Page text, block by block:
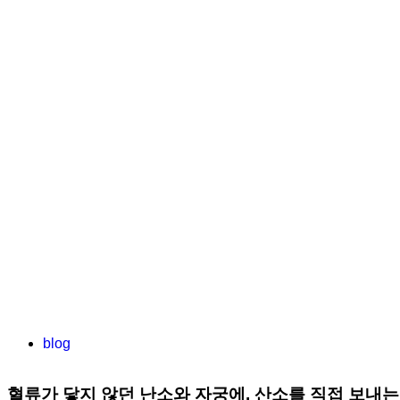
blog
혈류가 닿지 않던 난소와 자궁에, 산소를 직접 보내